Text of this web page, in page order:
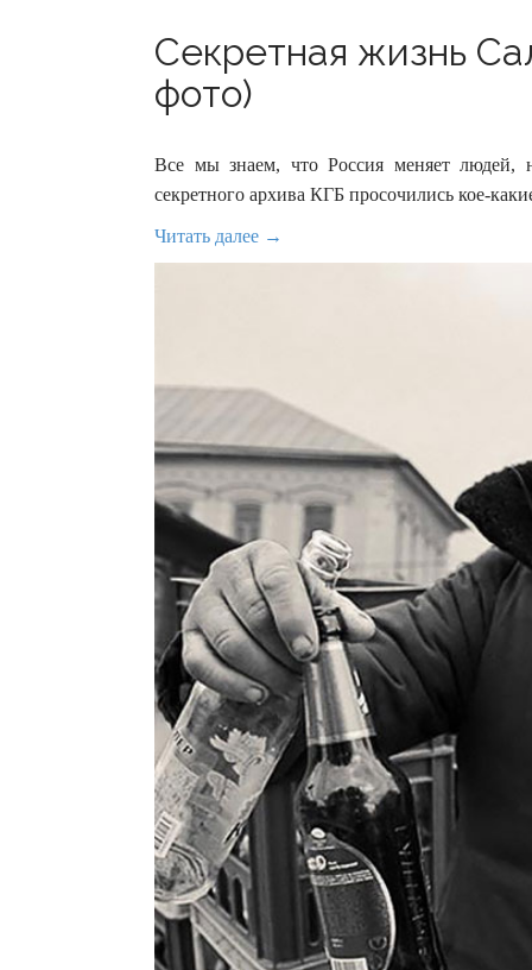
Секретная жизнь
фото)
Все мы знаем, что Россия меняет людей,
секретного архива КГБ просочились кое-
Читать далее →